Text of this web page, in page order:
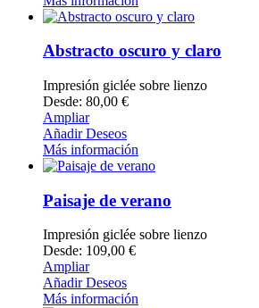
Abstracto oscuro y claro
Impresión giclée sobre lienzo
Desde: 80,00 €
Ampliar
Añadir Deseos
Más información
Paisaje de verano
Impresión giclée sobre lienzo
Desde: 109,00 €
Ampliar
Añadir Deseos
Más información